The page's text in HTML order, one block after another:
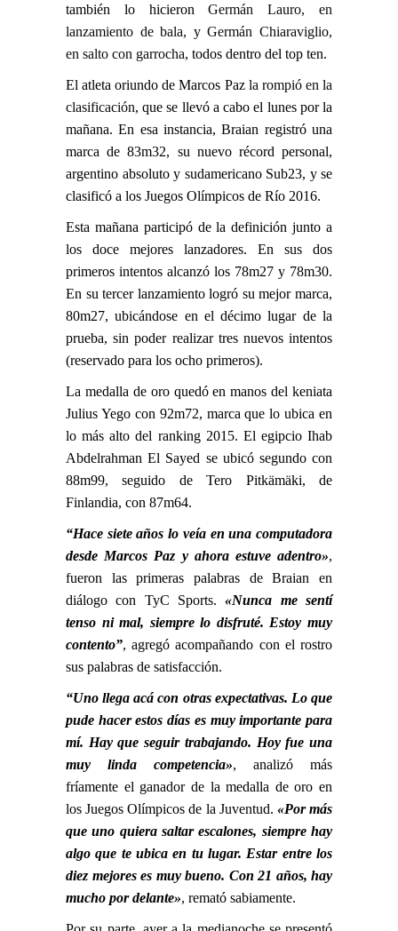
también lo hicieronGermán Lauro, en
lanzamiento de bala, yGermán Chiaraviglio,
en salto con garrocha, todos dentro del top ten.
El atleta oriundo de Marcos Paz la rompió en la
clasificación, que se llevó a cabo el lunes por la
mañana. En esa instancia, Braian registró una
marca de 83m32, su nuevo récord personal,
argentino absoluto y sudamericano Sub23, y se
clasificó a los Juegos Olímpicos de Río 2016.
Esta mañana participó de la definición junto a
los doce mejores lanzadores. En sus dos
primeros intentos alcanzó los 78m27 y 78m30.
En su tercer lanzamiento logró su mejor marca,
80m27, ubicándose en el décimo lugar de la
prueba, sin poder realizar tres nuevos intentos
(reservado para los ocho primeros).
La medalla de oro quedó en manos del keniata
Julius Yego con 92m72, marca que lo ubica en
lo más alto del ranking 2015. El egipcio Ihab
Abdelrahman El Sayed se ubicó segundo con
88m99, seguido de Tero Pitkämäki, de
Finlandia, con 87m64.
“Hace siete años lo veía en una computadora
desde Marcos Paz y ahora estuve adentro»,
fueron las primeras palabras de Braian en
diálogo con TyC Sports.«Nunca me sentí
tenso ni mal, siempre lo disfruté. Estoy muy
contento”, agregó acompañando con el rostro
sus palabras de satisfacción.
“Uno llega acá con otras expectativas. Lo que
pude hacer estos días es muy importante para
mí. Hay que seguir trabajando. Hoy fue una
muy linda competencia», analizó más
fríamente el ganador de la medalla de oro en
los Juegos Olímpicos de la Juventud. «Por más
que uno quiera saltar escalones, siempre hay
algo que te ubica en tu lugar. Estar entre los
diez mejores es muy bueno. Con 21 años, hay
mucho por delante», remató sabiamente.